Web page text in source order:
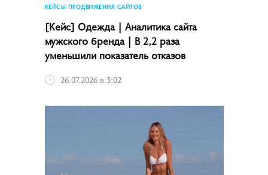
КЕЙСЫ ПРОДВИЖЕНИЯ САЙТОВ
[Кейс] Одежда | Аналитика сайта
мужского бренда | В 2,2 раза
уменьшили показатель отказов
26.07.2026 в 3:02